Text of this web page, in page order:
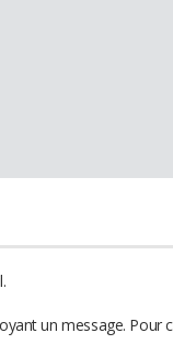
un message. Pour